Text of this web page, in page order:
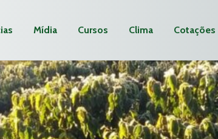
Mídia Cursos Clima Cotações